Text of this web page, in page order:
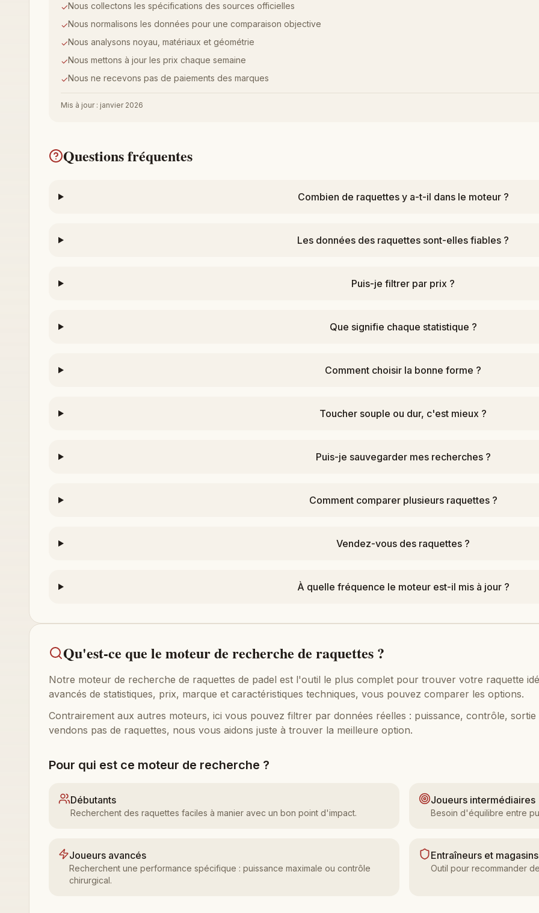
✓Nous collectons les spécifications des sources officielles
✓Nous normalisons les données pour une comparaison objective
✓Nous analysons noyau, matériaux et géométrie
✓Nous mettons à jour les prix chaque semaine
✓Nous ne recevons pas de paiements des marques
Mis à jour : janvier 2026
Questions fréquentes
Combien de raquettes y a-t-il dans le moteur ?
Les données des raquettes sont-elles fiables ?
Puis-je filtrer par prix ?
Que signifie chaque statistique ?
Comment choisir la bonne forme ?
Toucher souple ou dur, c'est mieux ?
Puis-je sauvegarder mes recherches ?
Comment comparer plusieurs raquettes ?
Vendez-vous des raquettes ?
À quelle fréquence le moteur est-il mis à jour ?
Qu'est-ce que le moteur de recherche de raquettes ?
Notre moteur de recherche de raquettes de padel est l'outil le plus complet pour trouver votre raquette
avancés de statistiques, prix, marque et caractéristiques techniques, vous pouvez comparer les options.
Contrairement aux autres moteurs, ici vous pouvez filtrer par données réelles : puissance, contrôle,
vendons pas de raquettes, nous vous aidons juste à trouver la meilleure option.
Pour qui est ce moteur de recherche ?
Débutants
Recherchent des raquettes faciles à manier avec un bon point d'impact.
Joueurs intermédiaires
Besoin d'équilibre entre
Joueurs avancés
Recherchent une performance spécifique : puissance maximale ou contrôle
chirurgical.
Entraîneurs et magasins
Outil pour recommander